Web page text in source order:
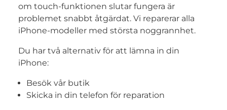
om touch-funktionen slutar fungera är
problemet snabbt åtgärdat. Vi reparerar alla
iPhone-modeller med största noggrannhet.
Du har två alternativ för att lämna in din
iPhone:
Besök vår butik
Skicka in din telefon för reparation